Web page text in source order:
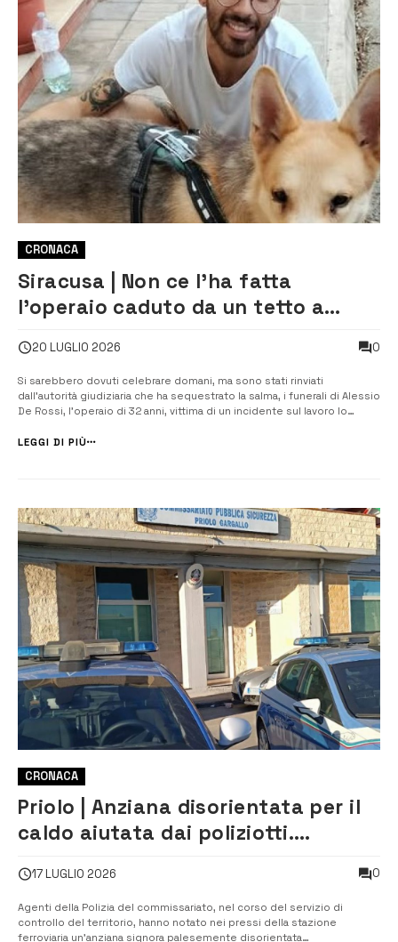
CRONACA
Siracusa | Non ce l’ha fatta
l’operaio caduto da un tetto a
20 LUGLIO 2026 0
Si sarebbero dovuti celebrare domani, ma sono stati rinviati
dall’autorità giudiziaria che ha sequestrato la salma, i funerali di Alessio
De Rossi, l’operaio di 32 anni, vittima di un incidente sul lavoro lo
smesso di battere in un letto di ospedale dove si trovava ric...
LEGGI DI PIÙ
CRONACA
Priolo | Anziana disorientata per il
caldo aiutata dai poliziotti.
17 LUGLIO 2026 0
Agenti della Polizia del commissariato, nel corso del servizio di
controllo del territorio, hanno notato nei pressi della stazione
ferroviaria un’anziana signora palesemente disorientata